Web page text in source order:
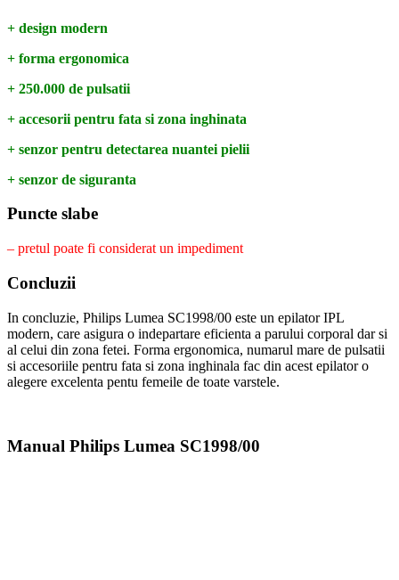
+ design modern
+ forma ergonomica
+ 250.000 de pulsatii
+ accesorii pentru fata si zona inghinata
+ senzor pentru detectarea nuantei pielii
+ senzor de siguranta
Puncte slabe
– pretul poate fi considerat un impediment
Concluzii
In concluzie, Philips Lumea SC1998/00 este un epilator IPL
modern, care asigura o indepartare eficienta a parului corporal dar si
al celui din zona fetei. Forma ergonomica, numarul mare de pulsatii
si accesoriile pentru fata si zona inghinala fac din acest epilator o
alegere excelenta pentu femeile de toate varstele.
Manual Philips Lumea SC1998/00